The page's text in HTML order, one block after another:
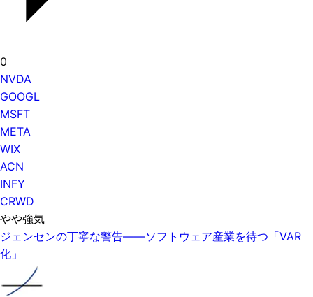
0
NVDA
GOOGL
MSFT
META
WIX
ACN
INFY
CRWD
やや強気
ジェンセンの丁寧な警告——ソフトウェア産業を待つ「VAR
化」